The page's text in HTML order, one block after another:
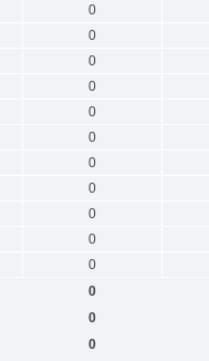
0
0
0
0
0
0
0
0
0
0
0
0
0
0